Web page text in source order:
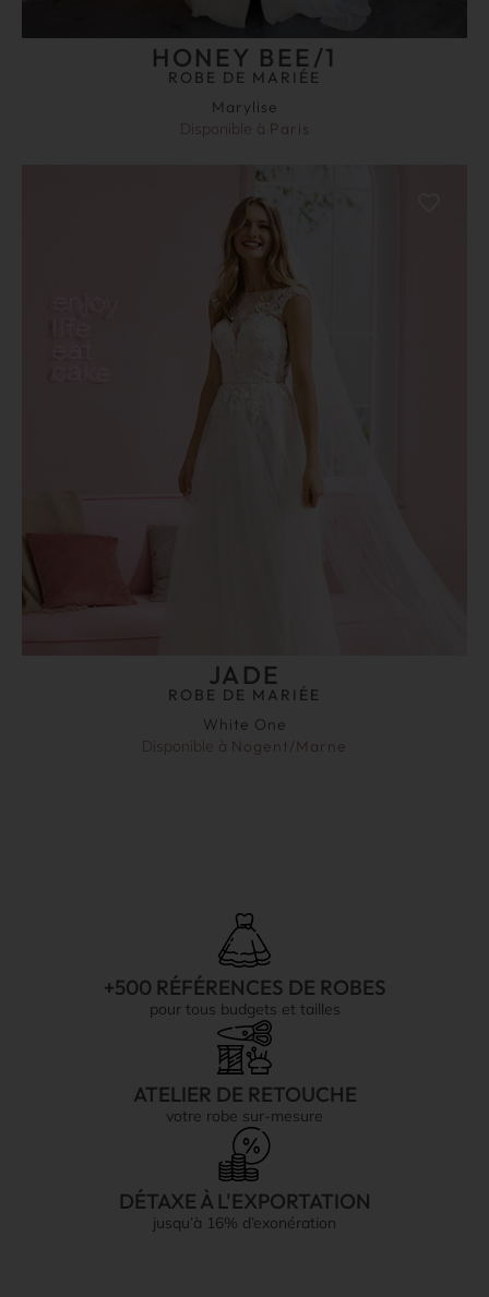
HONEY BEE/1
ROBE DE MARIÉE
Marylise
Disponible à Paris
JADE
ROBE DE MARIÉE
White One
Disponible à Nogent/Marne
+500 RÉFÉRENCES DE ROBES
pour tous budgets et tailles
ATELIER DE RETOUCHE
votre robe sur-mesure
DÉTAXE À L'EXPORTATION
jusqu’à 16% d’exonération